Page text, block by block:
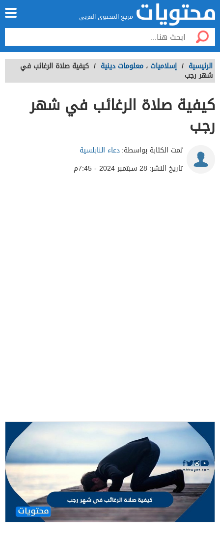
مرجع المحتوى العربي
الرئيسية / إسلاميات ، معلومات دينية / كيفية صلاة الرغائب في
شهر رجب
كيفية صلاة الرغائب في شهر
رجب
تمت الكتابة بواسطة:دعاء النابلسية
تاريخ النشر: 28 سبتمبر 2024 - 7:45م